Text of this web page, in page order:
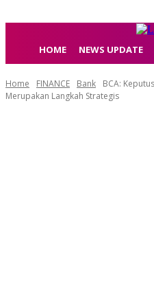
HOME NEWS UPDATE
Home FINANCE Bank
BCA:
Merupakan Langkah Strategis